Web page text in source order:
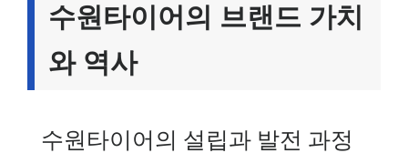
수원타이어의 브랜드 가치
와 역사
수원타이어의 설립과 발전 과정